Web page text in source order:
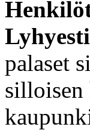
palaset
silloisen